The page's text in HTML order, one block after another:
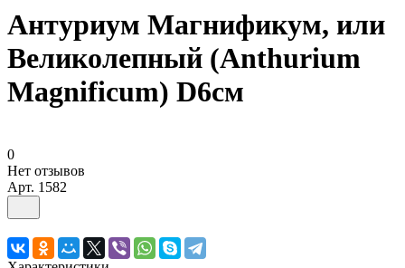
Антуриум Магнификум, или
Великолепный (Anthurium
Magnificum) D6см
0
Нет отзывов
Арт. 1582